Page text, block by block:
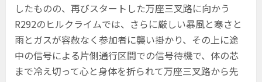
したものの、再びスタートした万座三叉路に向かう
R292のヒルクライムでは、さらに厳しい暴風と寒さと
雨とガスが容赦なく参加者に襲い掛かり、その上に途
中の信号による片側通行区間での信号待機で、体の芯
まで冷え切って心と身体を折られて万座三叉路から先